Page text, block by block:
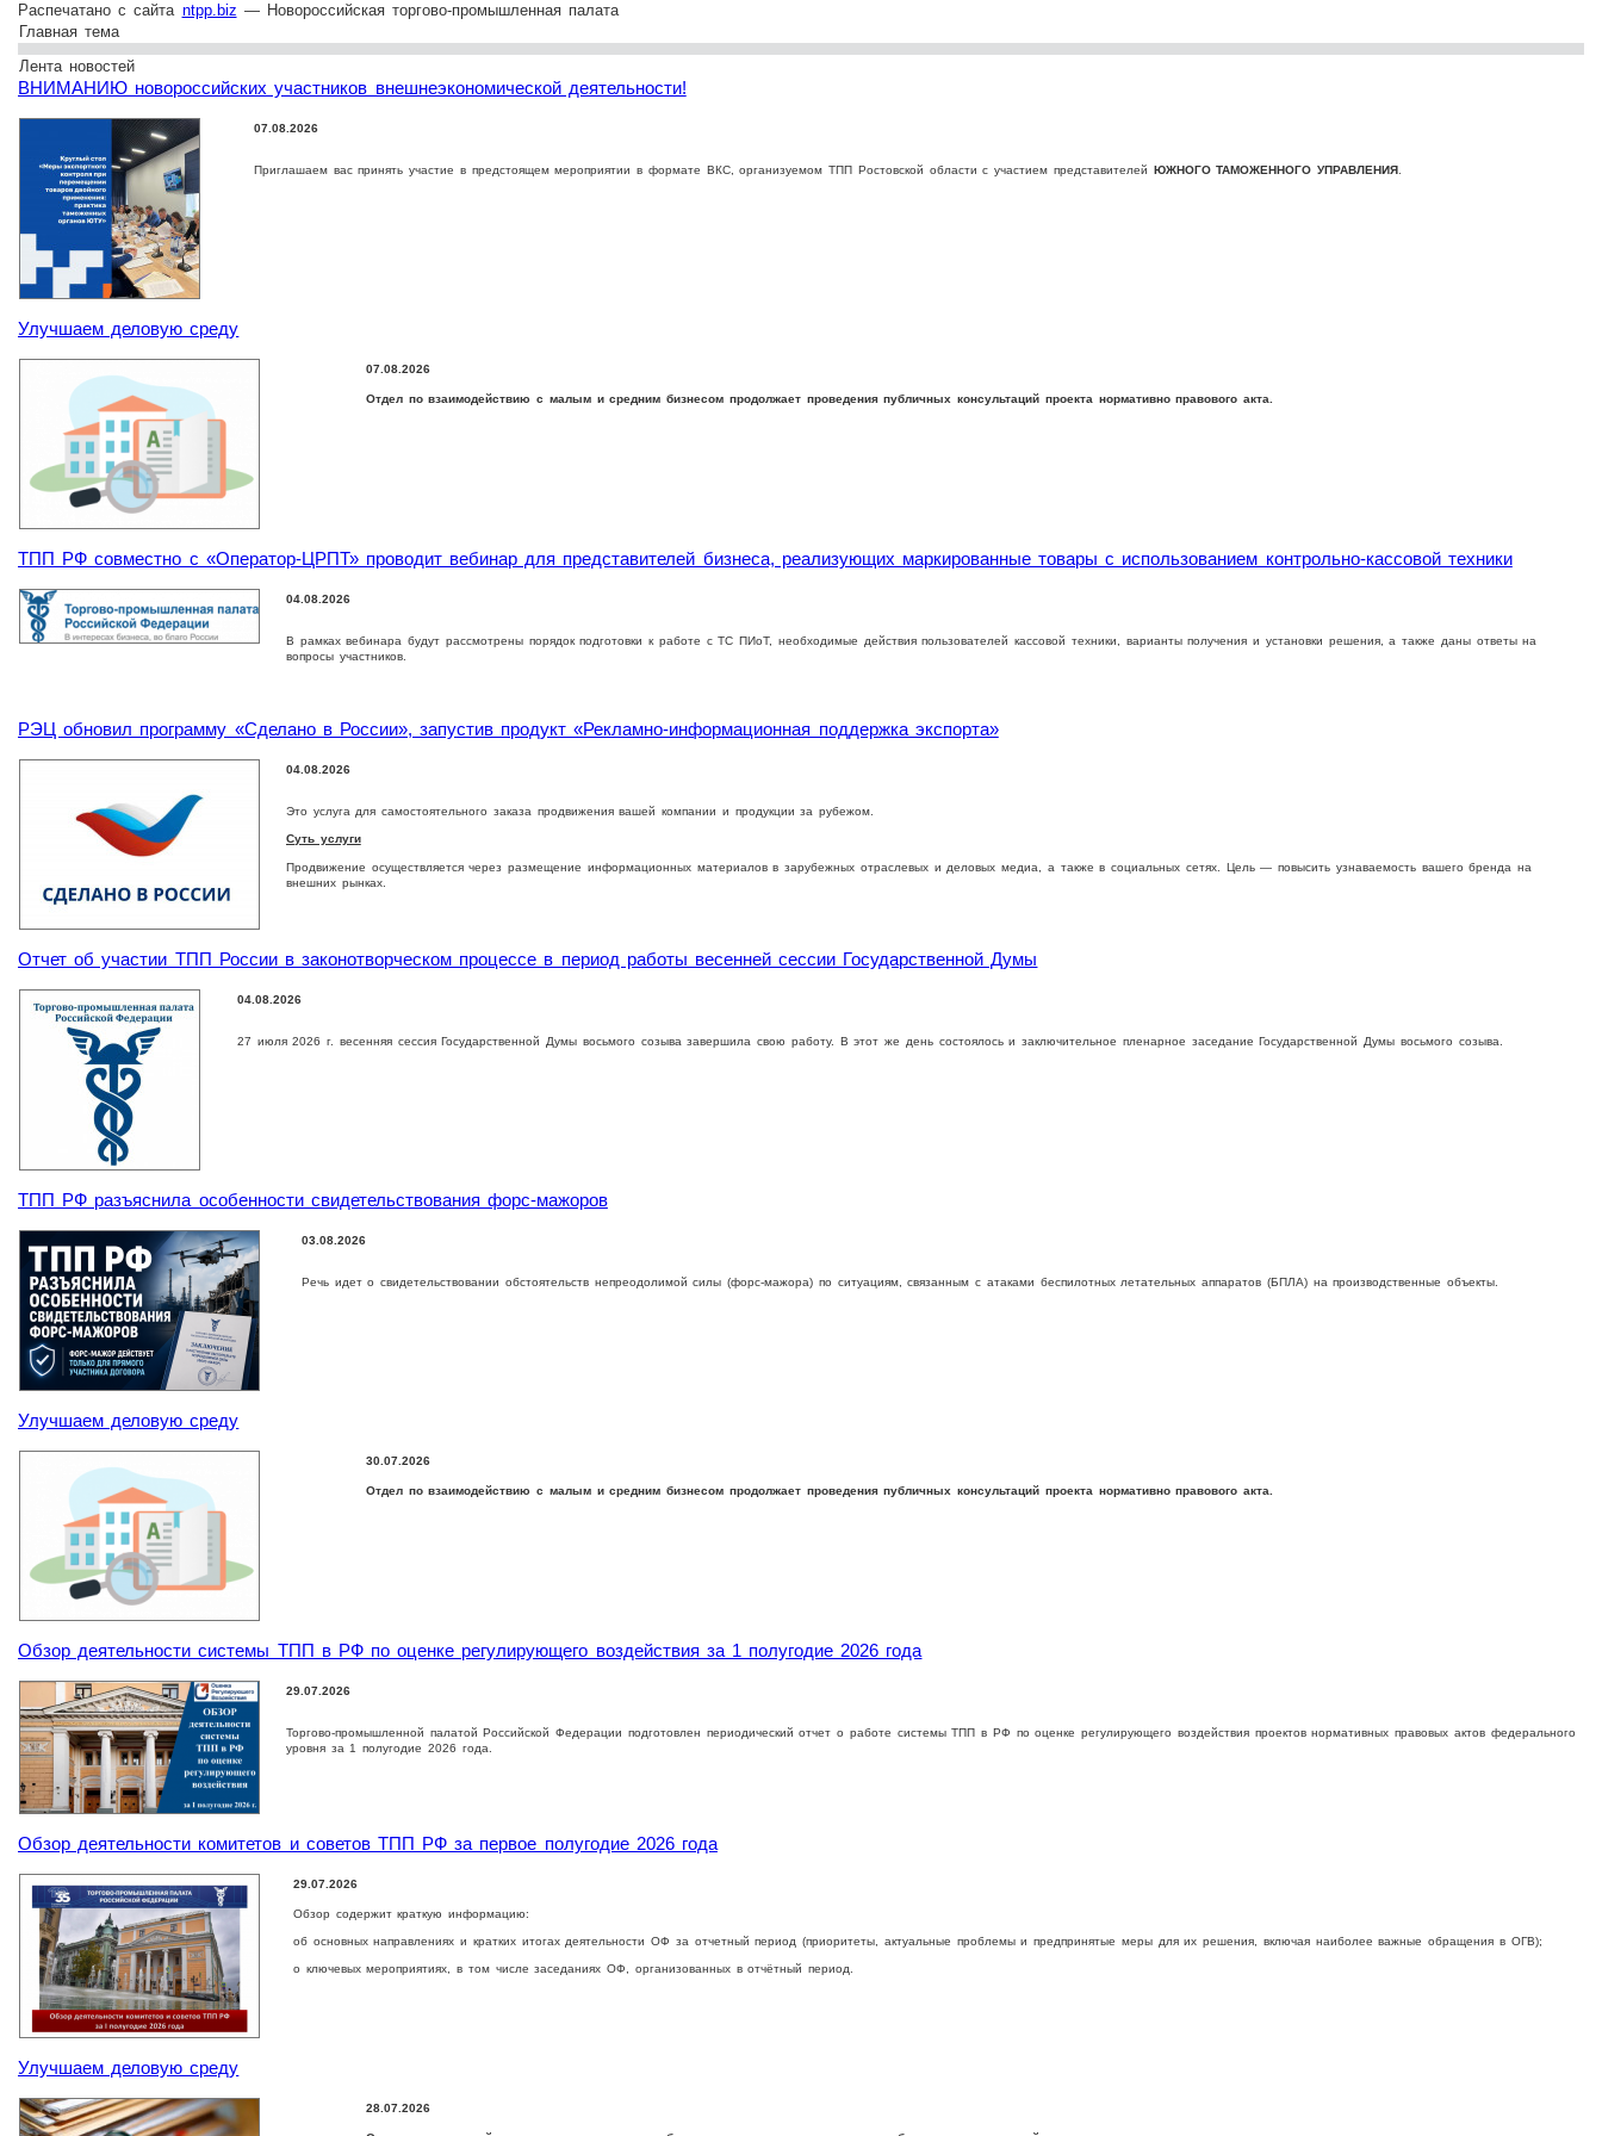
Распечатано с сайта ntpp.biz — Новороссийская торгово-промышленная палата
Главная тема
Лента новостей
ВНИМАНИЮ новороссийских участников внешнеэкономической деятельности!
07.08.2026
Приглашаем вас принять участие в предстоящем мероприятии в формате ВКС, организуемом ТПП Ростовской области с участием представителей ЮЖНОГО ТАМОЖЕННОГО УПРАВЛЕНИЯ.
Улучшаем деловую среду
07.08.2026
Отдел по взаимодействию с малым и средним бизнесом продолжает проведения публичных консультаций проекта нормативно правового акта.
ТПП РФ совместно с «Оператор-ЦРПТ» проводит вебинар для представителей бизнеса, реализующих маркированные товары с использованием контрольно-кассовой техники
04.08.2026
В рамках вебинара будут рассмотрены порядок подготовки к работе с ТС ПИоТ, необходимые действия пользователей кассовой техники, варианты получения и установки решения, а также даны ответы на
вопросы участников.
РЭЦ обновил программу «Сделано в России», запустив продукт «Рекламно-информационная поддержка экспорта»
04.08.2026
Это услуга для самостоятельного заказа продвижения вашей компании и продукции за рубежом.
Суть услуги
Продвижение осуществляется через размещение информационных материалов в зарубежных отраслевых и деловых медиа, а также в социальных сетях. Цель — повысить узнаваемость вашего бренда на
внешних рынках.
Отчет об участии ТПП России в законотворческом процессе в период работы весенней сессии Государственной Думы
04.08.2026
27 июля 2026 г. весенняя сессия Государственной Думы восьмого созыва завершила свою работу. В этот же день состоялось и заключительное пленарное заседание Государственной Дyмы восьмого созыва.
ТПП РФ разъяснила особенности свидетельствования форс-мажоров
03.08.2026
Речь идет о свидетельствовании обстоятельств непреодолимой силы (форс-мажора) по ситуациям, связанным с атаками беспилотных летательных аппаратов (БПЛА) на производственные объекты.
Улучшаем деловую среду
30.07.2026
Отдел по взаимодействию с малым и средним бизнесом продолжает проведения публичных консультаций проекта нормативно правового акта.
Обзор деятельности системы ТПП в РФ по оценке регулирующего воздействия за 1 полугодие 2026 года
29.07.2026
Торгово-промышленной палатой Российской Федерации подготовлен периодический отчет о работе системы ТПП в РФ по оценке регулирующего воздействия проектов нормативных правовых актов федерального
уровня за 1 полугодие 2026 года.
Обзор деятельности комитетов и советов ТПП РФ за первое полугодие 2026 года
29.07.2026
Обзор содержит краткую информацию:
об основных направлениях и кратких итогах деятельности ОФ за отчетный период (приоритеты, актуальные проблемы и предпринятые меры для их решения, включая наиболее важные обращения в ОГВ);
о ключевых мероприятиях, в том числе заседаниях ОФ, организованных в отчётный период.
Улучшаем деловую среду
28.07.2026